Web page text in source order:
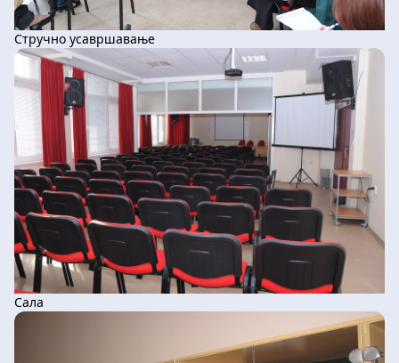
Стручно усавршавање
Сала